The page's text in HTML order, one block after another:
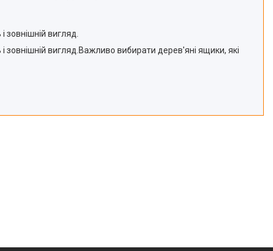
зовнішній вигляд.
зовнішній вигляд.Важливо вибирати дерев'яні ящики, які